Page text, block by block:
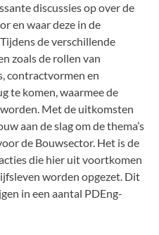
discussies op over de
en waar deze in de
de verschillende
zoals de rollen van
contractvormen en
te komen, waarmee de
Met de uitkomsten
aan de slag om de thema’s
de Bouwsector. Het is de
die hier uit voortkomen
worden opgezet. Dit
in een aantal PDEng-